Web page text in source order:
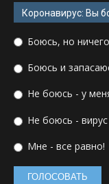
Коронавирус: Вы
Боюсь, но
Боюсь и
Не боюсь - у
Не боюсь -
Мне - все равно!